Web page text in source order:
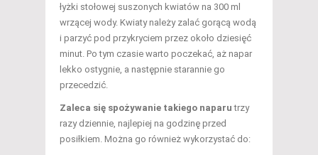
łyżki stołowej suszonych kwiatów na 300 ml
wrzącej wody. Kwiaty należy zalać gorącą wodą
i parzyć pod przykryciem przez około dziesięć
minut. Po tym czasie warto poczekać, aż napar
lekko ostygnie, a następnie starannie go
przecedzić.
Zaleca się spożywanie takiego naparu trzy
razy dziennie, najlepiej na godzinę przed
posiłkiem. Można go również wykorzystać do: